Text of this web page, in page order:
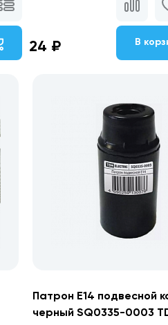
24 ₽ В
Патрон Е14 подвесной
черный SQ0335-0003